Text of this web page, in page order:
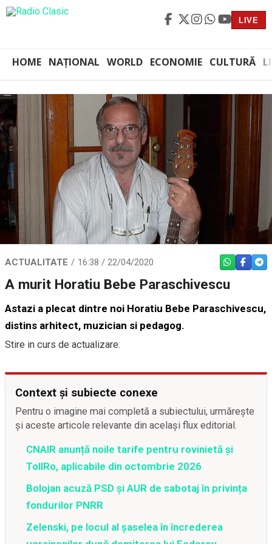
LIVE
HOME NAȚIONAL WORLD ECONOMIE CULTURĂ
ACTUALITATE 16:38 / 22/04/2020 WHATSAPP
A murit Horatiu Bebe Paraschivescu
Astazi a plecat dintre noi Horatiu Bebe Paraschivescu,
distins arhitect, muzician si pedagog.
Stire in curs de actualizare.
Context și subiecte conexe
Pentru o imagine mai completă a subiectului, urmărește
și aceste articole relevante din același flux editorial.
CNAIR anunță noile tarife pentru rovinietă și
TollRo, aplicabile din octombrie 2026
Bolojan acuză PSD și AUR de sabotaj în privința
fondurilor PNRR
Zelenski, pe locul al șaselea în încrederea